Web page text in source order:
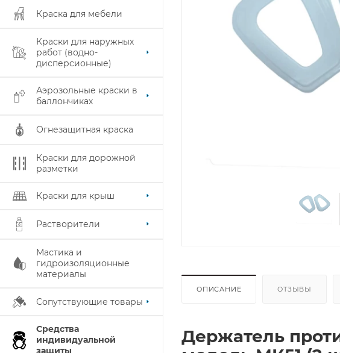
Краска для мебели
Краски для наружных
работ (водно-
дисперсионные)
Аэрозольные краски в
баллончиках
Огнезащитная краска
Краски для дорожной
разметки
Краски для крыш
Растворители
Мастика и
гидроизоляционные
материалы
Сопутствующие товары
Средства
индивидуальной
защиты
ОПИСАНИЕ ОТЗЫВЫ
Держатель